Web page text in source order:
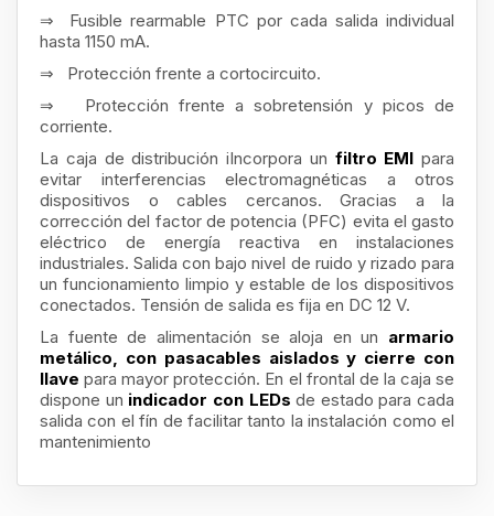
⇒ Fusible rearmable PTC por cada salida individual
hasta 1150 mA.
⇒ Protección frente a cortocircuito.
⇒ Protección frente a sobretensión y picos de
corriente.
La caja de distribución iIncorpora un filtro EMI para
evitar interferencias electromagnéticas a otros
dispositivos o cables cercanos. Gracias a la
corrección del factor de potencia (PFC) evita el gasto
eléctrico de energía reactiva en instalaciones
industriales. Salida con bajo nivel de ruido y rizado para
un funcionamiento limpio y estable de los dispositivos
conectados. Tensión de salida es fija en DC 12 V.
La fuente de alimentación se aloja en un armario
metálico, con pasacables aislados y cierre con
llavepara mayor protección. En el frontal de la caja se
dispone un indicador con LEDsde estado para cada
salida con el fín de facilitar tanto la instalación como el
mantenimiento